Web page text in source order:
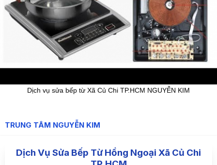
Dịch vụ sửa bếp từ Xã Củ Chi TP.HCM NGUYỄN KIM
TRUNG TÂM NGUYỄN KIM
Dịch Vụ Sửa Bếp Từ Hồng Ngoại Xã Củ Chi